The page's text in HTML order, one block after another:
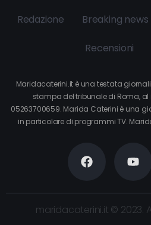
Redazione Breaking news
Recensioni
Maridacaterini.it è una testata
stampa del tribunale di Roma, al
05263700659. Marida Caterini è una
in particolare di programmi TV.
maridacaterini.it © 2023.